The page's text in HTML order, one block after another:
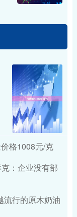
格1008元/克
：企业没有部
流行的原木奶油